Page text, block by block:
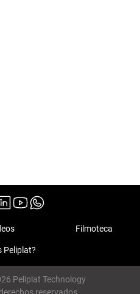
Filmoteca
Peliplat?
Peliplat Technology
reservados.